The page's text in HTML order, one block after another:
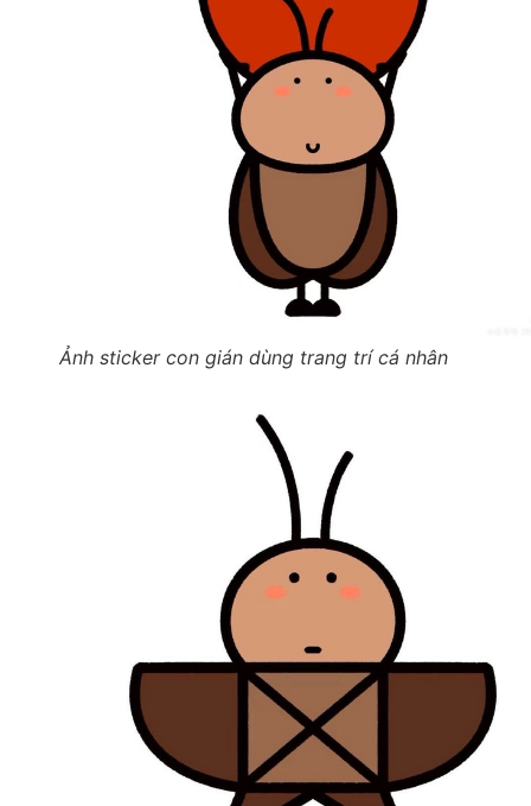
Ảnh sticker con gián dùng trang trí cá nhân